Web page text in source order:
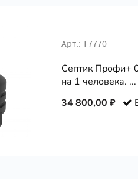
Арт.: Т7770
Септик Профи+
на 1 человека. ...
34 800,00 ₽